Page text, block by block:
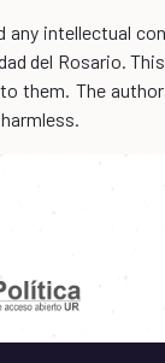
any intellectual
del Rosario.
them. The